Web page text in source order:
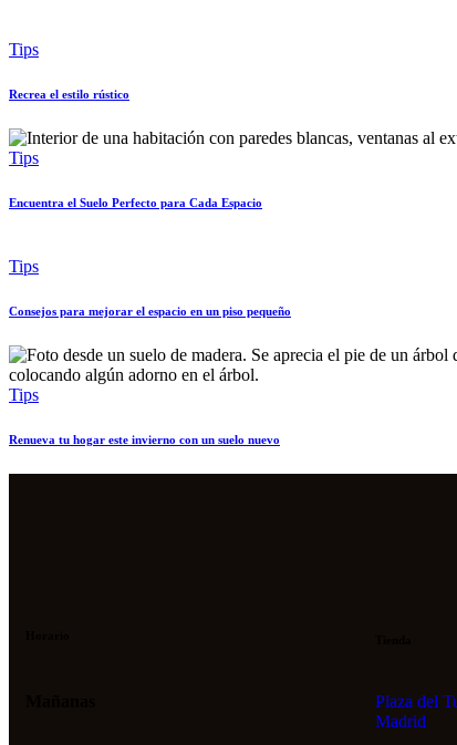
Tips
Recrea el estilo rústico
Tips
Encuentra el Suelo Perfecto para Cada Espacio
Tips
Consejos para mejorar el espacio en un piso pequeño
Tips
Renueva tu hogar este invierno con un suelo nuevo
Plaza del
Madrid